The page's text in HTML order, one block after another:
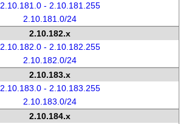
2.10.181.0 - 2.10.181.255
2.10.181.0/24
2.10.182.x
2.10.182.0 - 2.10.182.255
2.10.182.0/24
2.10.183.x
2.10.183.0 - 2.10.183.255
2.10.183.0/24
2.10.184.x